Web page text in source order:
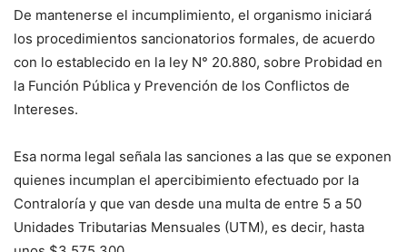
De mantenerse el incumplimiento, el organismo iniciará
los procedimientos sancionatorios formales, de acuerdo
con lo establecido en la ley N° 20.880, sobre Probidad en
la Función Pública y Prevención de los Conflictos de
Intereses.
Esa norma legal señala las sanciones a las que se exponen
quienes incumplan el apercibimiento efectuado por la
Contraloría y que van desde una multa de entre 5 a 50
Unidades Tributarias Mensuales (UTM), es decir, hasta